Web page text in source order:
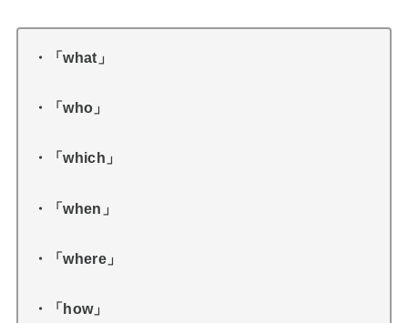
・「what」
・「who」
・「which」
・「when」
・「where」
・「how」